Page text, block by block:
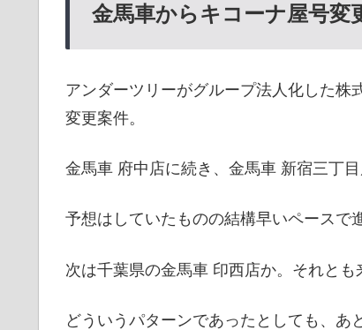
金馬車からキコーナ屋号変
アンダーツリーがグループ法人化した株
変更案件。
金馬車 府中店に続き、金馬車 新宿三丁
予想はしていたものの結構早いペースで
次は千葉県の金馬車 印西店か。それとも
どういうパターンであったとしても、あ